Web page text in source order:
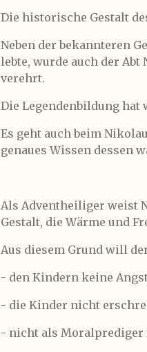
Die historische Gestalt
Neben der bekannteren
lebte, wurde auch der Abt
verehrt.
Die Legendenbildung hat
Es geht auch beim
genaues Wissen dessen
Als Adventheiliger weist
Gestalt, die Wärme und
Aus diesem Grund will
- den Kindern keine
- die Kinder nicht
- nicht als Moralprediger